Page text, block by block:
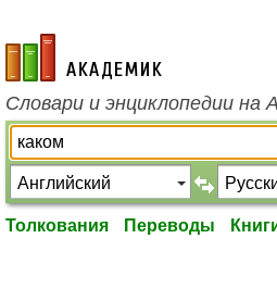
academic.ru
Словари и энциклопедии на
Толкования Переводы